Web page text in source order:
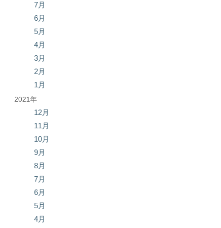
7月
6月
5月
4月
3月
2月
1月
2021年
12月
11月
10月
9月
8月
7月
6月
5月
4月